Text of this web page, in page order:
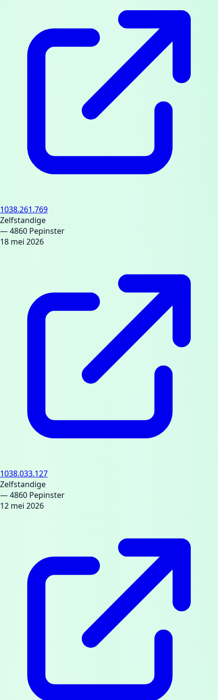
1038.261.769
Zelfstandige
— 4860 Pepinster
18 mei 2026
1038.033.127
Zelfstandige
— 4860 Pepinster
12 mei 2026